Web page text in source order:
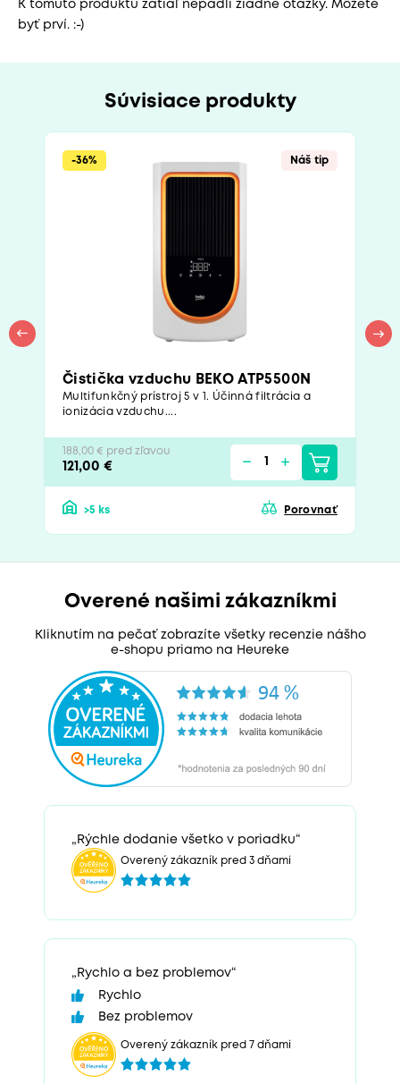
K tomuto produktu zatiaľ nepadli žiadne otázky. Môžete
byť prví. :-)
Súvisiace produkty
-36% Náš tip
Čistička vzduchu BEKO ATP5500N
Multifunkčný prístroj 5 v 1. Účinná filtrácia a
ionizácia vzduchu....
188,00 € pred zľavou
121,00 €
>5 ks Porovnať
Overené našimi zákazníkmi
Kliknutím na pečať zobrazíte všetky recenzie nášho
e-shopu priamo na Heureke
„Rýchle dodanie všetko v poriadku“
Overený zákazník pred 3 dňami
„Rychlo a bez problemov“
Rychlo
Bez problemov
Overený zákazník pred 7 dňami